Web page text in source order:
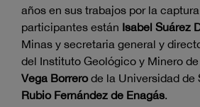
años en sus trabajos por la
participantes están Isabel Suárez
Minas y secretaria general y
del Instituto Geológico y Minero de
Vega Borrerode la Universidad de
Rubio Fernández de Enagás.